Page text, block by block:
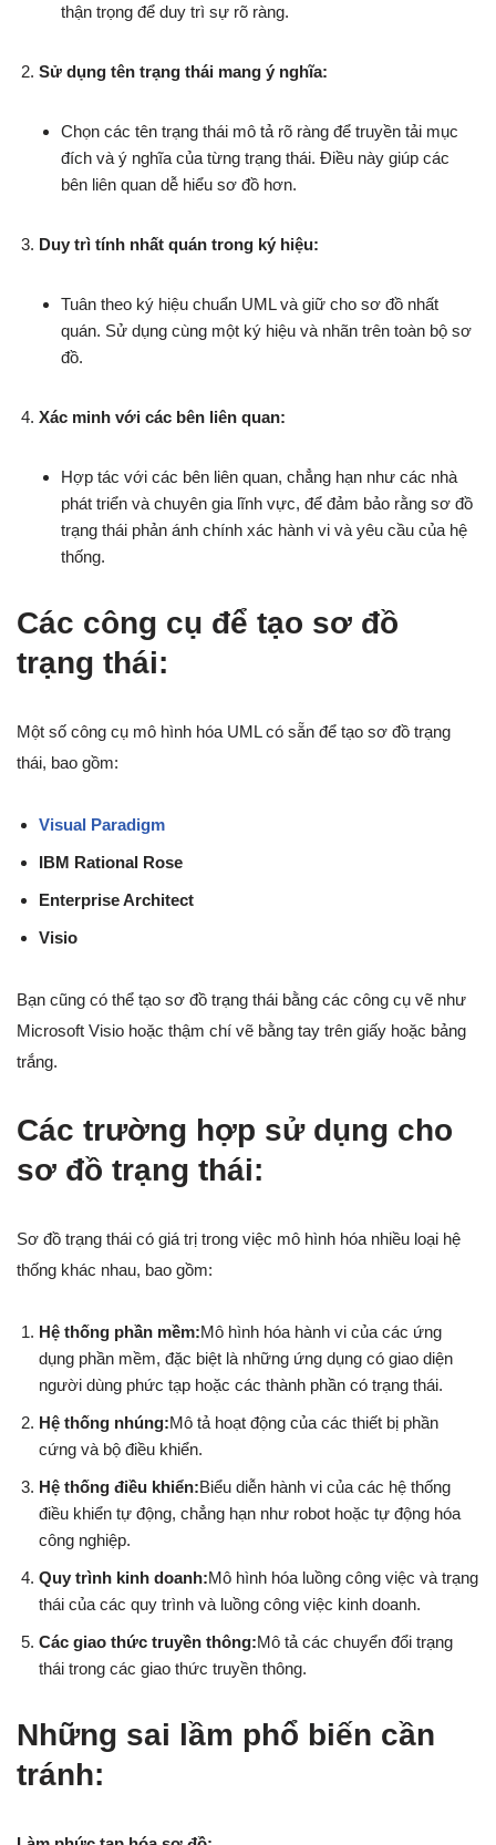
thận trọng để duy trì sự rõ ràng.
Sử dụng tên trạng thái mang ý nghĩa:
Chọn các tên trạng thái mô tả rõ ràng để truyền tải mục
đích và ý nghĩa của từng trạng thái. Điều này giúp các
bên liên quan dễ hiểu sơ đồ hơn.
Duy trì tính nhất quán trong ký hiệu:
Tuân theo ký hiệu chuẩn UML và giữ cho sơ đồ nhất
quán. Sử dụng cùng một ký hiệu và nhãn trên toàn bộ sơ
đồ.
Xác minh với các bên liên quan:
Hợp tác với các bên liên quan, chẳng hạn như các nhà
phát triển và chuyên gia lĩnh vực, để đảm bảo rằng sơ đồ
trạng thái phản ánh chính xác hành vi và yêu cầu của hệ
thống.
Các công cụ để tạo sơ đồ
trạng thái:
Một số công cụ mô hình hóa UML có sẵn để tạo sơ đồ trạng
thái, bao gồm:
Visual Paradigm
IBM Rational Rose
Enterprise Architect
Visio
Bạn cũng có thể tạo sơ đồ trạng thái bằng các công cụ vẽ như
Microsoft Visio hoặc thậm chí vẽ bằng tay trên giấy hoặc bảng
trắng.
Các trường hợp sử dụng cho
sơ đồ trạng thái:
Sơ đồ trạng thái có giá trị trong việc mô hình hóa nhiều loại hệ
thống khác nhau, bao gồm:
Hệ thống phần mềm:Mô hình hóa hành vi của các ứng
dụng phần mềm, đặc biệt là những ứng dụng có giao diện
người dùng phức tạp hoặc các thành phần có trạng thái.
Hệ thống nhúng:Mô tả hoạt động của các thiết bị phần
cứng và bộ điều khiển.
Hệ thống điều khiển:Biểu diễn hành vi của các hệ thống
điều khiển tự động, chẳng hạn như robot hoặc tự động hóa
công nghiệp.
Quy trình kinh doanh:Mô hình hóa luồng công việc và trạng
thái của các quy trình và luồng công việc kinh doanh.
Các giao thức truyền thông:Mô tả các chuyển đổi trạng
thái trong các giao thức truyền thông.
Những sai lầm phổ biến cần
tránh: